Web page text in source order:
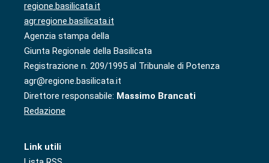
regione.basilicata.it
agr.regione.basilicata.it
Agenzia stampa della
Giunta Regionale della Basilicata
Registrazione n. 209/1995 al Tribunale di Potenza
agr@regione.basilicata.it
Direttore responsabile: Massimo Brancati
Redazione
Link utili